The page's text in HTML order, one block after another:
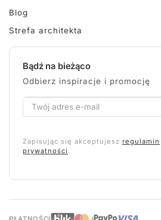
Blog
Strefa architekta
Bądź na bieżąco
Odbierz inspiracje i promocję
Zapisując się akceptujesz regulamin
prywatności .